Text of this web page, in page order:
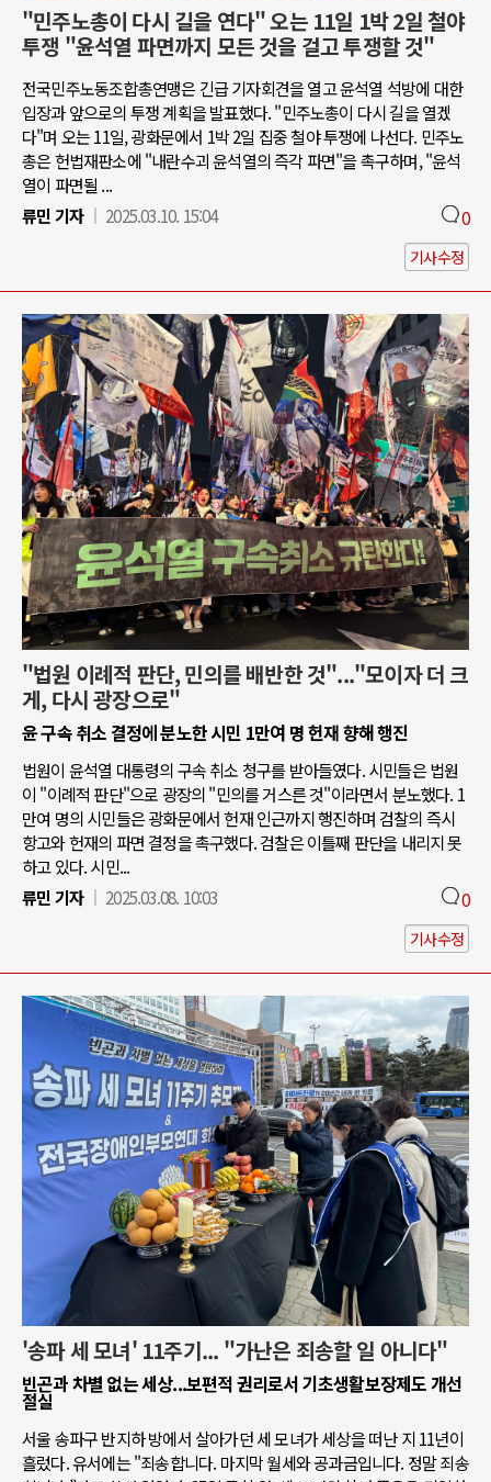
"민주노총이 다시 길을 연다" 오는 11일 1박 2일 철야
투쟁 "윤석열 파면까지 모든 것을 걸고 투쟁할 것"
전국민주노동조합총연맹은 긴급 기자회견을 열고 윤석열 석방에 대한
입장과 앞으로의 투쟁 계획을 발표했다. "민주노총이 다시 길을 열겠
다"며 오는 11일, 광화문에서 1박 2일 집중 철야 투쟁에 나선다. 민주노
총은 헌법재판소에 "내란수괴 윤석열의 즉각 파면"을 촉구하며, "윤석
열이 파면될 ...
류민 기자
2025.03.10. 15:04 0
기사수정
"법원 이례적 판단, 민의를 배반한 것"..."모이자 더 크
게, 다시 광장으로"
윤 구속 취소 결정에 분노한 시민 1만여 명 헌재 향해 행진
법원이 윤석열 대통령의 구속 취소 청구를 받아들였다. 시민들은 법원
이 "이례적 판단"으로 광장의 "민의를 거스른 것"이라면서 분노했다. 1
만여 명의 시민들은 광화문에서 헌재 인근까지 행진하며 검찰의 즉시
항고와 헌재의 파면 결정을 촉구했다. 검찰은 이틀째 판단을 내리지 못
하고 있다. 시민...
류민 기자
2025.03.08. 10:03 0
기사수정
'송파 세 모녀' 11주기... "가난은 죄송할 일 아니다"
빈곤과 차별 없는 세상...보편적 권리로서 기초생활보장제도 개선
절실
서울 송파구 반지하 방에서 살아가던 세 모녀가 세상을 떠난 지 11년이
흘렀다. 유서에는 "죄송합니다. 마지막 월세와 공과금입니다. 정말 죄송